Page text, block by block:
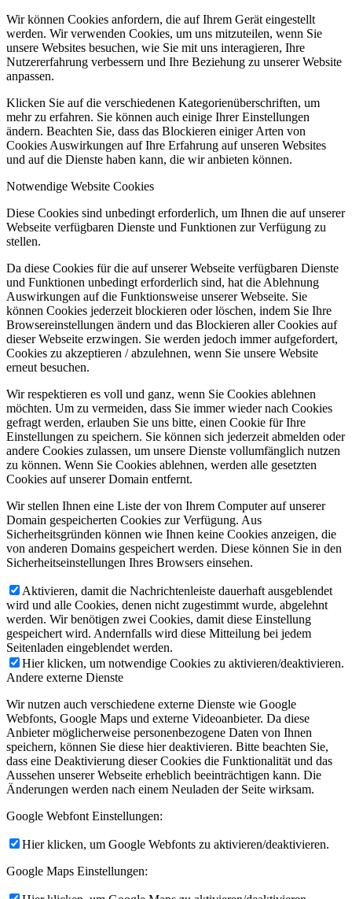
Wir können Cookies anfordern, die auf Ihrem Gerät eingestellt
werden. Wir verwenden Cookies, um uns mitzuteilen, wenn Sie
unsere Websites besuchen, wie Sie mit uns interagieren, Ihre
Nutzererfahrung verbessern und Ihre Beziehung zu unserer Website
anpassen.
Klicken Sie auf die verschiedenen Kategorienüberschriften, um
mehr zu erfahren. Sie können auch einige Ihrer Einstellungen
ändern. Beachten Sie, dass das Blockieren einiger Arten von
Cookies Auswirkungen auf Ihre Erfahrung auf unseren Websites
und auf die Dienste haben kann, die wir anbieten können.
Notwendige Website Cookies
Diese Cookies sind unbedingt erforderlich, um Ihnen die auf unserer
Webseite verfügbaren Dienste und Funktionen zur Verfügung zu
stellen.
Da diese Cookies für die auf unserer Webseite verfügbaren Dienste
und Funktionen unbedingt erforderlich sind, hat die Ablehnung
Auswirkungen auf die Funktionsweise unserer Webseite. Sie
können Cookies jederzeit blockieren oder löschen, indem Sie Ihre
Browsereinstellungen ändern und das Blockieren aller Cookies auf
dieser Webseite erzwingen. Sie werden jedoch immer aufgefordert,
Cookies zu akzeptieren / abzulehnen, wenn Sie unsere Website
erneut besuchen.
Wir respektieren es voll und ganz, wenn Sie Cookies ablehnen
möchten. Um zu vermeiden, dass Sie immer wieder nach Cookies
gefragt werden, erlauben Sie uns bitte, einen Cookie für Ihre
Einstellungen zu speichern. Sie können sich jederzeit abmelden oder
andere Cookies zulassen, um unsere Dienste vollumfänglich nutzen
zu können. Wenn Sie Cookies ablehnen, werden alle gesetzten
Cookies auf unserer Domain entfernt.
Wir stellen Ihnen eine Liste der von Ihrem Computer auf unserer
Domain gespeicherten Cookies zur Verfügung. Aus
Sicherheitsgründen können wie Ihnen keine Cookies anzeigen, die
von anderen Domains gespeichert werden. Diese können Sie in den
Sicherheitseinstellungen Ihres Browsers einsehen.
Aktivieren, damit die Nachrichtenleiste dauerhaft ausgeblendet
wird und alle Cookies, denen nicht zugestimmt wurde, abgelehnt
werden. Wir benötigen zwei Cookies, damit diese Einstellung
gespeichert wird. Andernfalls wird diese Mitteilung bei jedem
Seitenladen eingeblendet werden.
Hier klicken, um notwendige Cookies zu aktivieren/deaktivieren.
Andere externe Dienste
Wir nutzen auch verschiedene externe Dienste wie Google
Webfonts, Google Maps und externe Videoanbieter. Da diese
Anbieter möglicherweise personenbezogene Daten von Ihnen
speichern, können Sie diese hier deaktivieren. Bitte beachten Sie,
dass eine Deaktivierung dieser Cookies die Funktionalität und das
Aussehen unserer Webseite erheblich beeinträchtigen kann. Die
Änderungen werden nach einem Neuladen der Seite wirksam.
Google Webfont Einstellungen:
Hier klicken, um Google Webfonts zu aktivieren/deaktivieren.
Google Maps Einstellungen: